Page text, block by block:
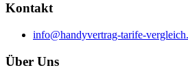
Kontakt
info@handyvertrag-tarife-
Über Uns